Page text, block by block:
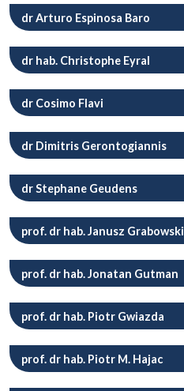
dr Arturo Espinosa Baro
dr hab. Christophe Eyral
dr Cosimo Flavi
dr Dimitris Gerontogiannis
dr Stephane Geudens
prof. dr hab. Janusz Grabowski
prof. dr hab. Jonatan Gutman
prof. dr hab. Piotr Gwiazda
prof. dr hab. Piotr M. Hajac